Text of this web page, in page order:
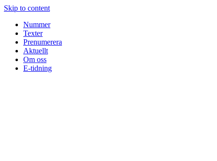
Skip to content
Nummer
Texter
Prenumerera
Aktuellt
Om oss
E-tidning